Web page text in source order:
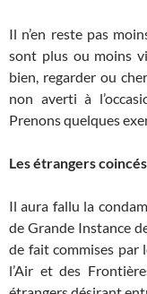
Il n’en reste pas
sont plus ou moins
bien, regarder ou
non averti à
Prenons quelques
Les étrangers
Il aura fallu la
de Grande Instance
de fait commises par
l’Air et des